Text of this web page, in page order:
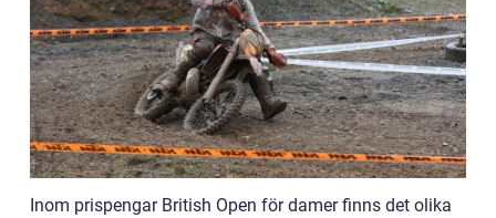
Inom prispengar British Open för damer finns det olika